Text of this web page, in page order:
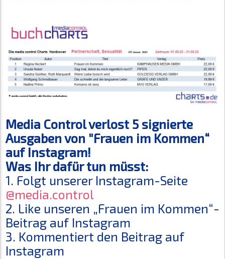
Media Control verlost 5 signierte
Ausgaben von "Frauen im Kommen“
auf Instagram!
Was Ihr dafür tun müsst:
1. Folgt unserer Instagram-Seite
@media.control
2. Like unseren „Frauen im Kommen“-
Beitrag auf Instagram
3. Kommentiert den Beitrag auf
Instagram